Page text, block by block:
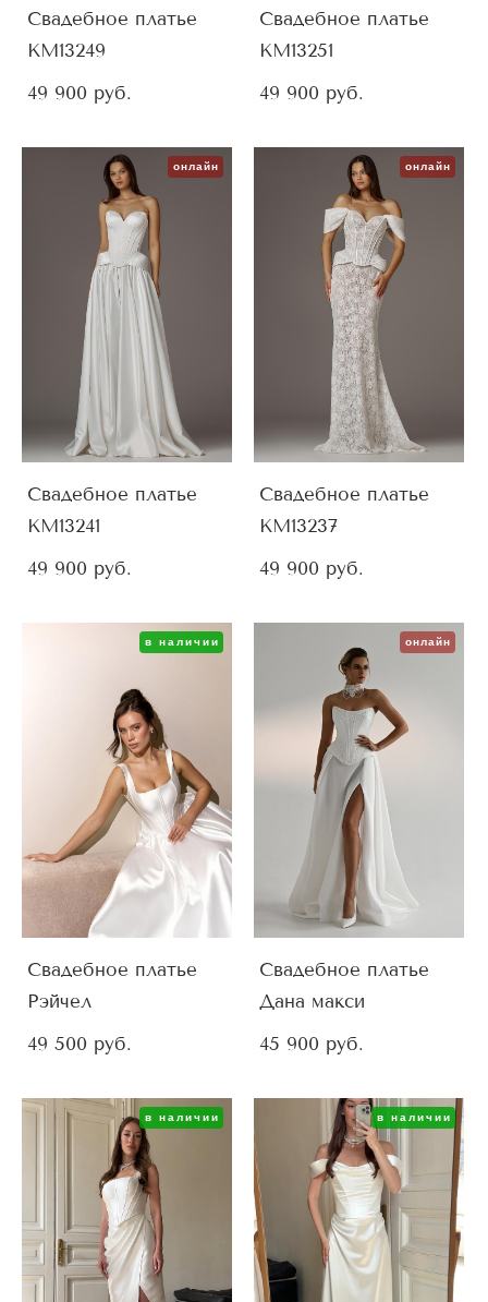
Свадебное платье
KM13249
49 900 pуб.
Свадебное платье
KM13251
49 900 pуб.
онлайн
Свадебное платье
KM13241
49 900 pуб.
онлайн
Свадебное платье
KM13237
49 900 pуб.
в наличии
Свадебное платье
Рэйчел
49 500 pуб.
онлайн
Свадебное платье
Дана макси
45 900 pуб.
в наличии в наличии